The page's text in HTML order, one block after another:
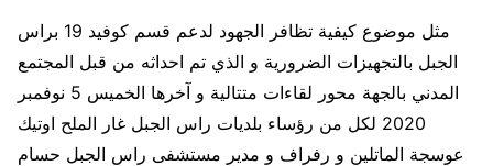
مثل موضوع كيفية تظافر الجهود لدعم قسم كوفيد 19 براس
الجبل بالتجهيزات الضرورية و الذي تم احداثه من قبل المجتمع
المدني بالجهة محور لقاءات متتالية و آخرها الخميس 5 نوفمبر
2020 لكل من رؤساء بلديات راس الجبل غار الملح اوتيك
عوسجة الماتلين و رفراف و مدير مستشفى راس الجبل حسام